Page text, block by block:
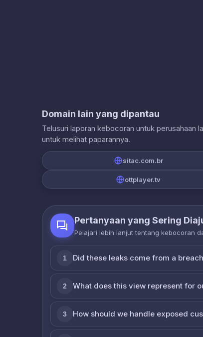
Domain lain yang dipantau
Telusuri laporan kebocoran untuk perusahaan
untuk melihat paparannya.
sitac.com.br
ottplayer.tv
Pertanyaan yang Sering
Pelajari lebih lanjut tentang kebocoran
1 Did these leaks come from a
2 What does this view represent for
3 How should we handle exposed